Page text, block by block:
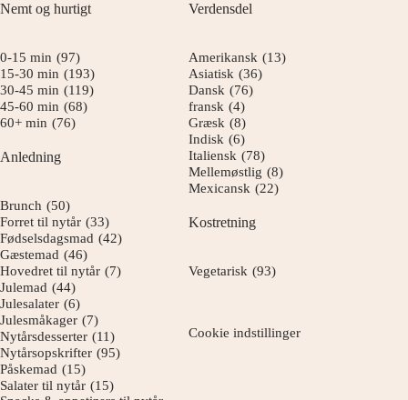
Nemt og hurtigt
0-15 min (97)
15-30 min (193)
30-45 min (119)
45-60 min (68)
60+ min (76)
Anledning
Brunch (50)
Forret til nytår (33)
Fødselsdagsmad (42)
Gæstemad (46)
Hovedret til nytår (7)
Julemad (44)
Julesalater (6)
Julesmåkager (7)
Nytårsdesserter (11)
Nytårsopskrifter (95)
Påskemad (15)
Salater til nytår (15)
Verdensdel
Amerikansk (13)
Asiatisk (36)
Dansk (76)
fransk (4)
Græsk (8)
Indisk (6)
Italiensk (78)
Mellemøstlig (8)
Mexicansk (22)
Kostretning
Vegetarisk (93)
Cookie indstillinger